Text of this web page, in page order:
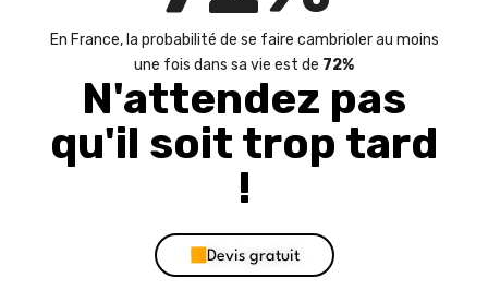
En France, la probabilité de se faire cambrioler au moins
une fois dans sa vie est de 72%
N'attendez pas
qu'il soit trop tard
!
Devis gratuit